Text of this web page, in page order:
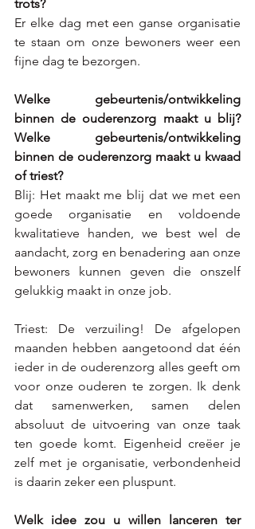
trots?
Er elke dag met een ganse organisatie
te staan om onze bewoners weer een
fijne dag te bezorgen.
Welke gebeurtenis/ontwikkeling
binnen de ouderenzorg maakt u blij?
Welke gebeurtenis/ontwikkeling
binnen de ouderenzorg maakt u kwaad
of triest?
Blij: Het maakt me blij dat we met een
goede organisatie en voldoende
kwalitatieve handen, we best wel de
aandacht, zorg en benadering aan onze
bewoners kunnen geven die onszelf
gelukkig maakt in onze job.
Triest: De verzuiling! De afgelopen
maanden hebben aangetoond dat één
ieder in de ouderenzorg alles geeft om
voor onze ouderen te zorgen. Ik denk
dat samenwerken, samen delen
absoluut de uitvoering van onze taak
ten goede komt. Eigenheid creëer je
zelf met je organisatie, verbondenheid
is daarin zeker een pluspunt.
Welk idee zou u willen lanceren ter